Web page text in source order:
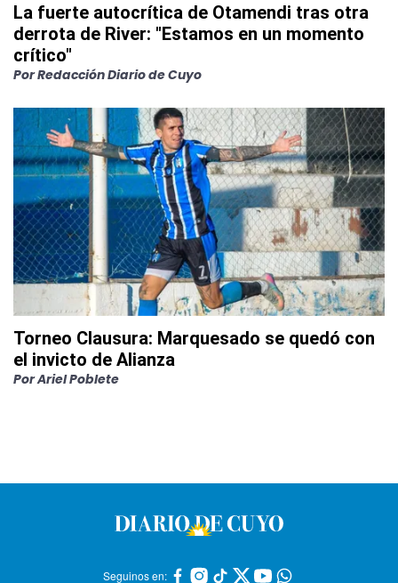
La fuerte autocrítica de Otamendi tras otra
derrota de River: "Estamos en un momento
crítico"
PorRedacción Diario de Cuyo
Torneo Clausura: Marquesado se quedó con
el invicto de Alianza
PorAriel Poblete
Seguinos en: